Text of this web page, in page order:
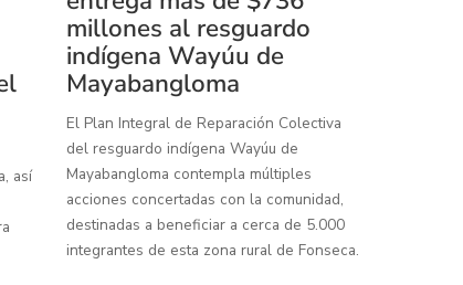
así
millones al resguardo
indígena Wayúu de
Mayabangloma
El Plan Integral de Reparación Colectiva
del resguardo indígena Wayúu de
Mayabangloma contempla múltiples
acciones concertadas con la comunidad,
destinadas a beneficiar a cerca de 5.000
integrantes de esta zona rural de Fonseca.